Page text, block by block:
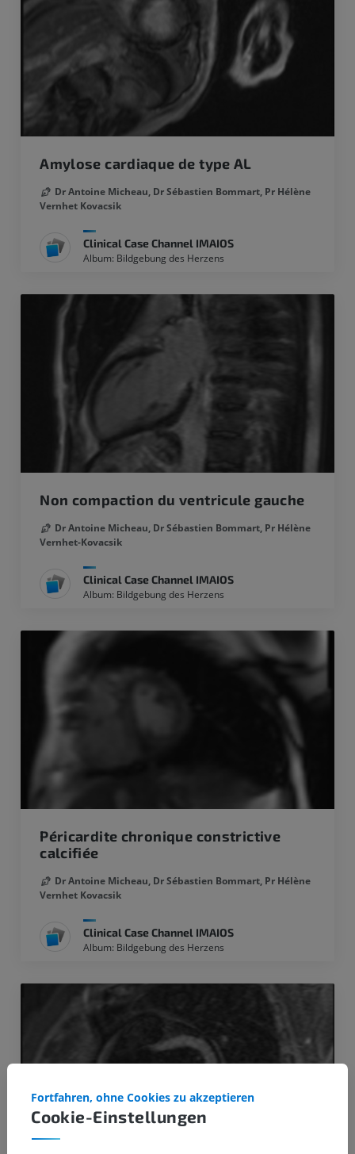
Amylose cardiaque de type AL
Dr Antoine Micheau, Dr Sébastien Bommart, Pr Hélène
Vernhet Kovacsik
Clinical Case Channel IMAIOS
Album: Bildgebung des Herzens
Non compaction du ventricule gauche
Dr Antoine Micheau, Dr Sébastien Bommart, Pr Hélène
Vernhet-Kovacsik
Clinical Case Channel IMAIOS
Album: Bildgebung des Herzens
Péricardite chronique constrictive
calcifiée
Dr Antoine Micheau, Dr Sébastien Bommart, Pr Hélène
Vernhet Kovacsik
Clinical Case Channel IMAIOS
Album: Bildgebung des Herzens
Cookie-Einstellungen
Fortfahren, ohne Cookies zu akzeptieren